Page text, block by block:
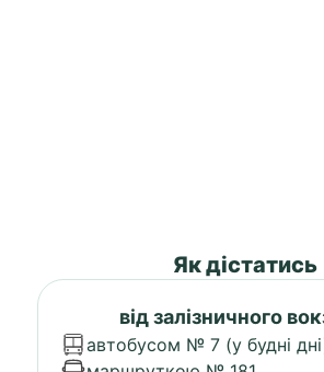
Як дістатись
від залізничного
автобусом № 7 (у будні